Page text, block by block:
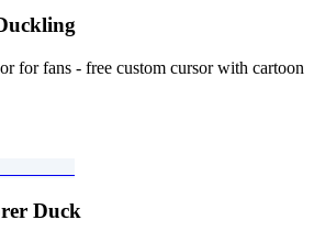
for fans - free custom cursor with cartoon
Duck